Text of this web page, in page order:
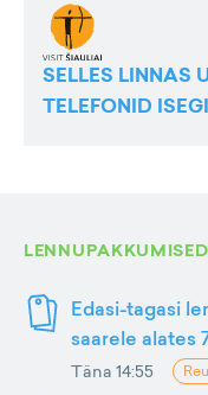
SELLES LINNAS
TELEFONID
LENNUPAKKUMISED
Edasi-tagasi
saarele alates
Täna 14:55